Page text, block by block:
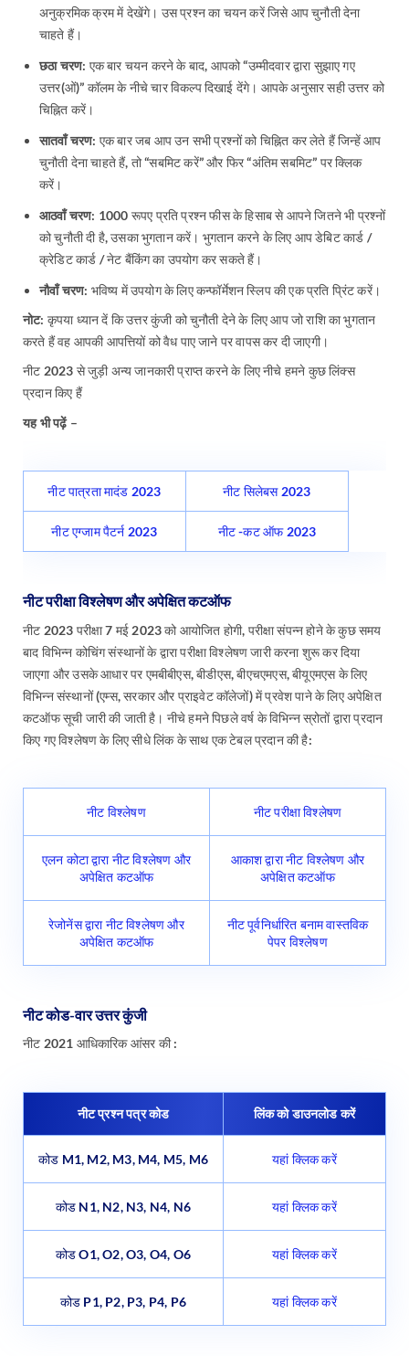
अनुक्रमिक क्रम में देखेंगे। उस प्रश्न का चयन करें जिसे आप चुनौती देना
चाहते हैं।
छठा चरण: एक बार चयन करने के बाद, आपको “उम्मीदवार द्वारा सुझाए गए
उत्तर(ओं)” कॉलम के नीचे चार विकल्प दिखाई देंगे। आपके अनुसार सही उत्तर को
चिह्नित करें।
सातवाँ चरण: एक बार जब आप उन सभी प्रश्नों को चिह्नित कर लेते हैं जिन्हें आप
चुनौती देना चाहते हैं, तो “सबमिट करें” और फिर “अंतिम सबमिट” पर क्लिक
करें।
आठवाँ चरण: 1000 रूपए प्रति प्रश्न फीस के हिसाब से आपने जितने भी प्रश्नों
को चुनौती दी है, उसका भुगतान करें। भुगतान करने के लिए आप डेबिट कार्ड /
क्रेडिट कार्ड / नेट बैंकिंग का उपयोग कर सकते हैं।
नौवाँ चरण: भविष्य में उपयोग के लिए कन्फॉर्मेशन स्लिप की एक प्रति प्रिंट करें।
नोट: कृपया ध्यान दें कि उत्तर कुंजी को चुनौती देने के लिए आप जो राशि का भुगतान
करते हैं वह आपकी आपत्तियों को वैध पाए जाने पर वापस कर दी जाएगी।
नीट 2023 से जुड़ी अन्य जानकारी प्राप्त करने के लिए नीचे हमने कुछ लिंक्स
प्रदान किए हैं
यह भी पढ़ें –
नीट पात्रता मादंड 2023 नीट सिलेबस 2023
नीट एग्जाम पैटर्न 2023 नीट -कट ऑफ 2023
नीट परीक्षा विश्लेषण और अपेक्षित कटऑफ
नीट 2023 परीक्षा 7 मई 2023 को आयोजित होगी, परीक्षा संपन्न होने के कुछ समय
बाद विभिन्न कोचिंग संस्थानों के द्वारा परीक्षा विश्लेषण जारी करना शुरू कर दिया
जाएगा और उसके आधार पर एमबीबीएस, बीडीएस, बीएचएमएस, बीयूएमएस के लिए
विभिन्न संस्थानों (एम्स, सरकार और प्राइवेट कॉलेजों) में प्रवेश पाने के लिए अपेक्षित
कटऑफ सूची जारी की जाती है। नीचे हमने पिछले वर्ष के विभिन्न स्रोतों द्वारा प्रदान
किए गए विश्लेषण के लिए सीधे लिंक के साथ एक टेबल प्रदान की है:
नीट विश्लेषण नीट परीक्षा विश्लेषण
एलन कोटा द्वारा नीट विश्लेषण और
अपेक्षित कटऑफ
आकाश द्वारा नीट विश्लेषण और
अपेक्षित कटऑफ
रेजोनेंस द्वारा नीट विश्लेषण और
अपेक्षित कटऑफ
नीट पूर्वनिर्धारित बनाम वास्तविक
पेपर विश्लेषण
नीट कोड-वार उत्तर कुंजी
नीट 2021 आधिकारिक आंसर की :
नीट प्रश्न पत्र कोड लिंक को डाउनलोड करें
कोड M1, M2, M3, M4, M5, M6 यहां क्लिक करें
कोड N1, N2, N3, N4, N6 यहां क्लिक करें
कोड O1, O2, O3, O4, O6 यहां क्लिक करें
कोड P1, P2, P3, P4, P6 यहां क्लिक करें